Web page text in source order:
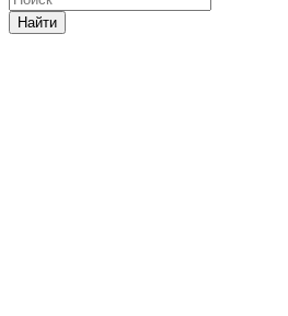
Найти